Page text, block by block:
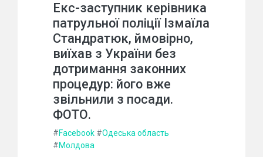
Екс-заступник керівника
патрульної поліції Ізмаїла
Стандратюк, ймовірно,
виїхав з України без
дотримання законних
процедур: його вже
звільнили з посади.
ФОТО.
#Facebook #Одеська область
#Молдова